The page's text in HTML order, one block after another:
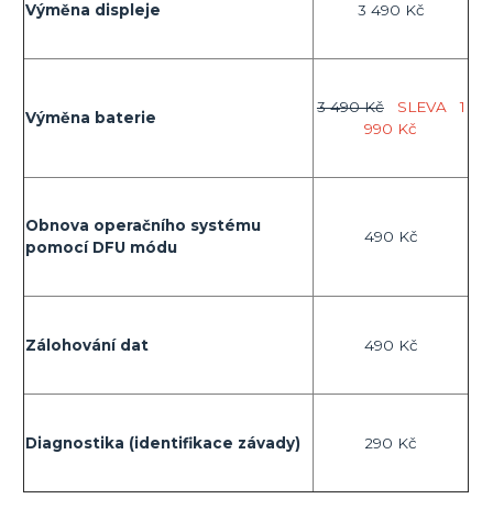
Výměna displeje 3 490 Kč
Výměna baterie
3 490 Kč SLEVA1
990 Kč
Obnova operačního systému
pomocí DFU módu
490 Kč
Zálohování dat 490 Kč
Diagnostika (identifikace závady) 290 Kč